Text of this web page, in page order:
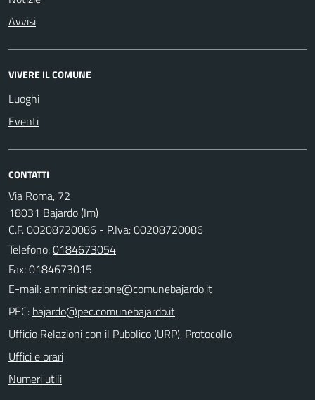
Avvisi
VIVERE IL COMUNE
Luoghi
Eventi
CONTATTI
Via Roma, 72
18031 Bajardo (Im)
C.F. 00208720086 - P.Iva: 00208720086
Telefono:0184673054
Fax: 0184673015
E-mail:
PEC:
Ufficio Relazioni con il Pubblico (URP), Protocollo
Uffici e orari
Numeri utili